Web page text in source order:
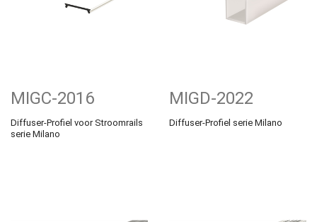
MIGC-2016
Diffuser-Profiel voor Stroomrails
serie Milano
MIGD-2022
Diffuser-Profiel serie Milano